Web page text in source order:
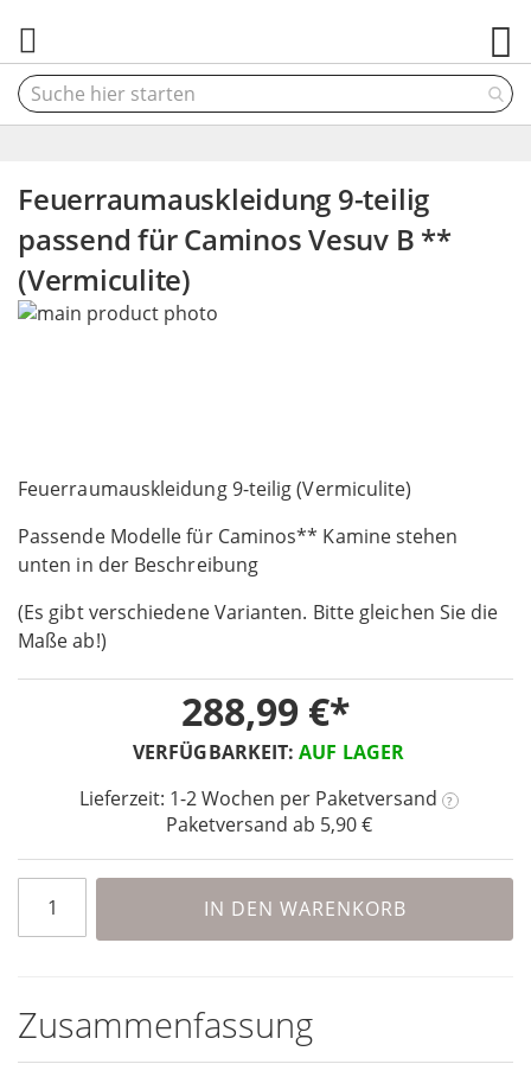
Feuerraumauskleidung 9-teilig
passend für Caminos Vesuv B **
(Vermiculite)
Feuerraumauskleidung 9-teilig (Vermiculite)
Passende Modelle für Caminos** Kamine stehen
unten in der Beschreibung
(Es gibt verschiedene Varianten. Bitte gleichen Sie die
Maße ab!)
VERFÜGBARKEIT:AUF LAGER
Lieferzeit: 1-2 Wochen per Paketversand ?
Paketversand ab 5,90 €
288,99 €
IN DEN WARENKORB
Zusammenfassung
Skip
gallery
to
beginning
of
images
gallery